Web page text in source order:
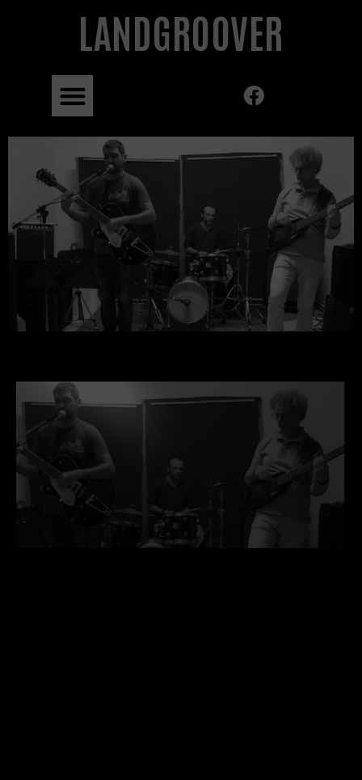
LANDGROOVER